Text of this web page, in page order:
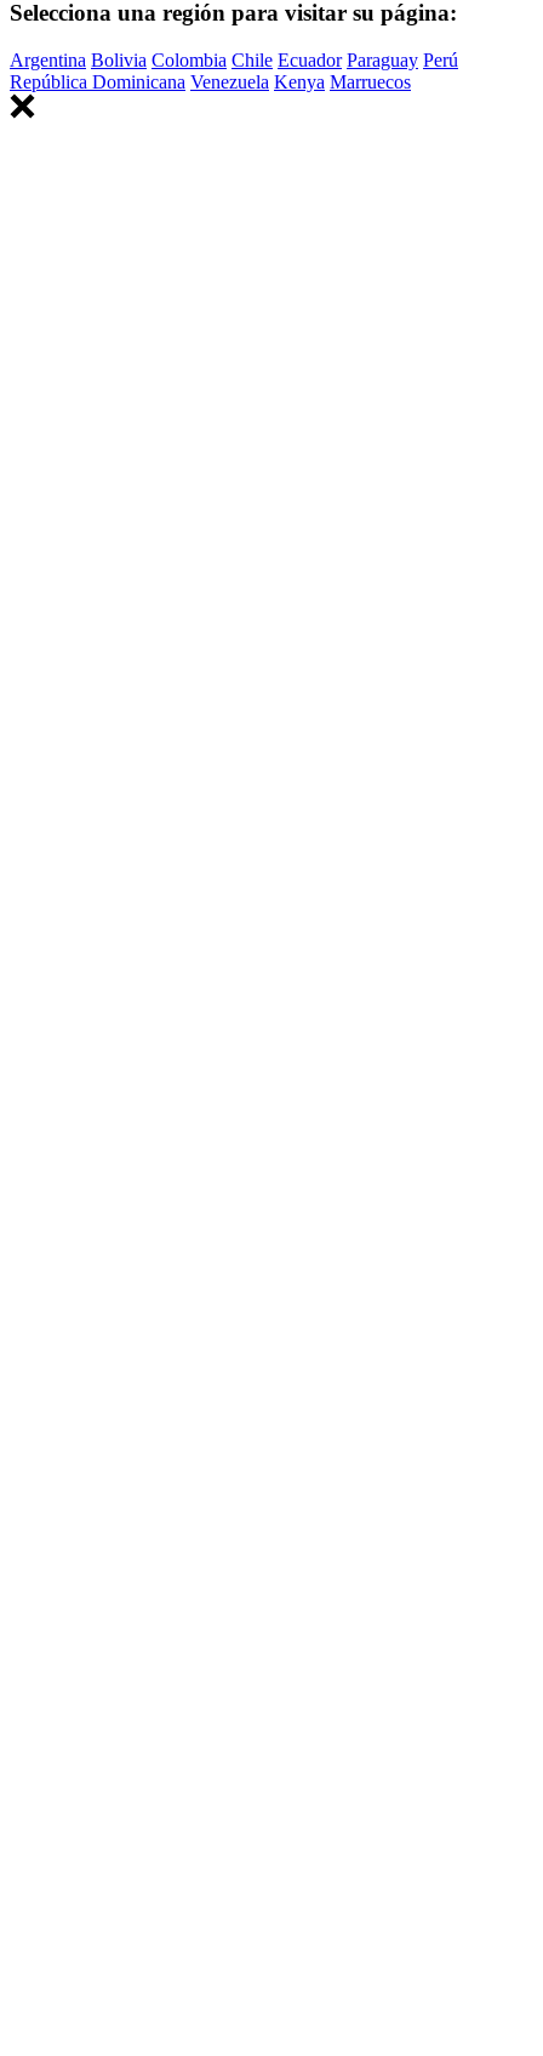
Selecciona una región para visitar su página:
Argentina Bolivia Colombia Chile Ecuador Paraguay Perú
República Dominicana Venezuela Kenya Marruecos